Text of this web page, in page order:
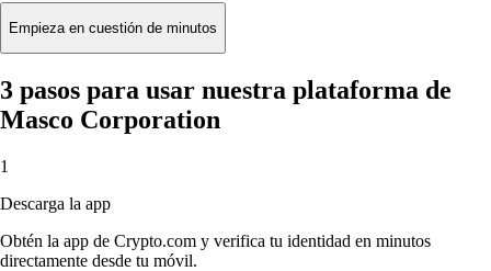
Empieza en cuestión de minutos
3 pasos para usar nuestra plataforma de
Masco Corporation
1
Descarga la app
Obtén la app de Crypto.com y verifica tu identidad en minutos
directamente desde tu móvil.